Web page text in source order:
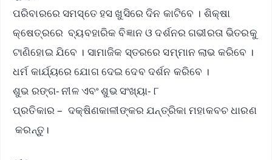
ପରିବାରରେ ସମସ୍ତେ ହସ ଖୁସିରେ ଦିନ କାଟିବେ । ଶିକ୍ଷା
କ୍ଷେତ୍ରରେ ବ୍ୟବହାରିକ ବିଜ୍ଞାନ ଓ ଦର୍ଶନର ଗଭୀରତା ଭିତରକୁ
ଟାଣିହୋଇ ଯିବେ । ସାମାଜିକ ସ୍ତରରେ ସମ୍ମାନ ଲାଭ କରିବେ ।
ଧର୍ମ କାର୍ଯ୍ୟରେ ଯୋଗ ଦେଇ ଦେବ ଦର୍ଶନ କରିବେ ।
ଶୁଭ ରଙ୍ଗ- ନୀଳ ଏବଂ ଶୁଭ ସଂଖ୍ୟା- ୮
ପ୍ରତିକାର – ଦକ୍ଷିଣକାଳୀଙ୍କର ଯନ୍ତ୍ରିକା ମହାକବଚ ଧାରଣ
କରନ୍ତୁ।